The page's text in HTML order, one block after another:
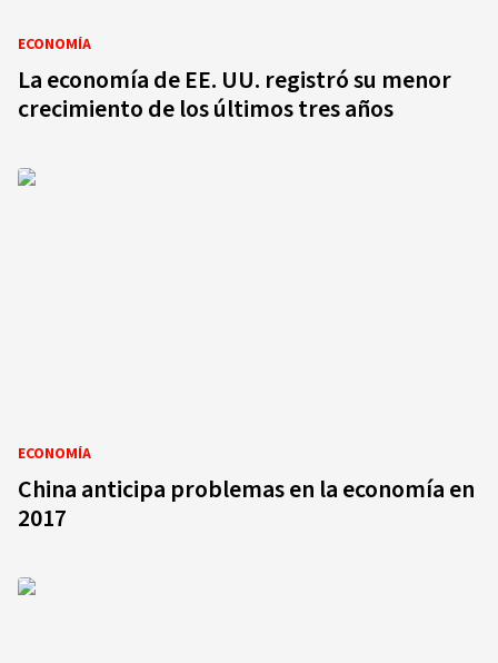
ECONOMÍA
La economía de EE. UU. registró su menor
crecimiento de los últimos tres años
ECONOMÍA
China anticipa problemas en la economía en
2017